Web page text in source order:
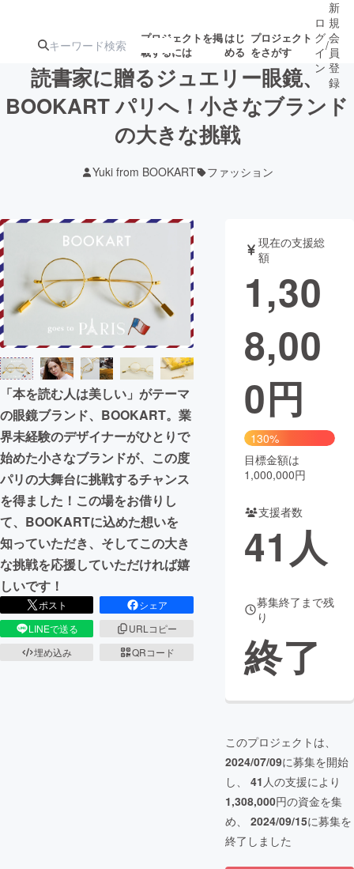
プロジェクトを掲
載するには
はじ
める
プロジェクト
をさがす
注目の新着プロ募集終了が近いプ
テクノロジー・ガジェット
映像・映画 書籍・雑誌
チャレンジ
まちづくり・地域活性化
CAMPFIRE for Social Good
CAMPFIRE Creation
CAMPFIREふるさと納税machi-ya コミュニティ
ロ
グ
イ
ン
/
新
規
会
員
登
録
読書家に贈るジュエリー眼鏡、
BOOKART パリへ！小さなブランド
の大きな挑戦
Yuki from BOOKART ファッション
「本を読む人は美しい」がテーマ
の眼鏡ブランド、BOOKART。業
界未経験のデザイナーがひとりで
始めた小さなブランドが、この度
パリの大舞台に挑戦するチャンス
を得ました！この場をお借りし
て、BOOKARTに込めた想いを
知っていただき、そしてこの大き
な挑戦を応援していただければ嬉
しいです！
ポスト
シェア
LINEで送る
URLコピー
埋め込み
QRコード
現在の支援総
額
1,30
8,00
0円
130%
目標金額は
1,000,000円
支援者数
41 人
募集終了まで残
り
終了
このプロジェクトは、
2024/07/09に募集を開始
し、 41 人の支援により
1,308,000円の資金を集
め、 2024/09/15に募集を
終了しました